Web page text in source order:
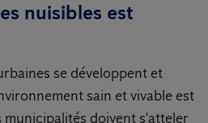
nuisibles est
se développent et
sain et vivable est
municipalités doivent s'atteler